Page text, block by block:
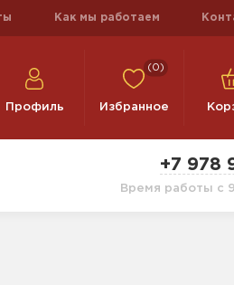
Как мы работаем
Профиль
(0)
Избранное
+7 978
Время работы с